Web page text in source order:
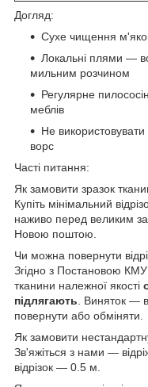
Догляд:
Сухе чищення
Локальні плями —
мильним розчином
Регулярне
меблів
Не
ворс
Часті питання:
Як замовити зразок
Купіть мінімальний
наживо перед великим
Новою поштою.
Чи можна повернути
Згідно з Постановою
тканини належної якості
підлягають . Виняток —
повернути або обміняти.
Як замовити
Зв'яжіться з нами —
відрізок — 0.5 м.